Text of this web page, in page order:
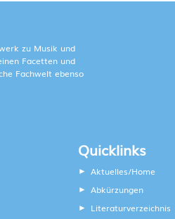
zu Musik und
Facetten und
Fachwelt ebenso
Quicklinks
Aktuelles/Home
Abkürzungen
Literaturverzeichnis